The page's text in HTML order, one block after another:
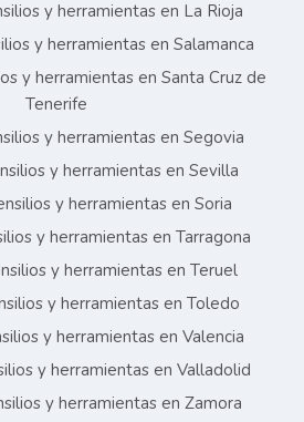
y herramientas en La Rioja
y herramientas en Salamanca
y herramientas en Santa Cruz de
Tenerife
y herramientas en Segovia
y herramientas en Sevilla
y herramientas en Soria
y herramientas en Tarragona
y herramientas en Teruel
y herramientas en Toledo
y herramientas en Valencia
y herramientas en Valladolid
y herramientas en Zamora